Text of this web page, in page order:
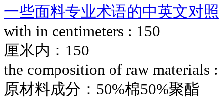
一些面料专业术语的中英文对照
with in centimeters : 150
厘米内：150
the composition of raw materials
原材料成分：50%棉50%聚酯